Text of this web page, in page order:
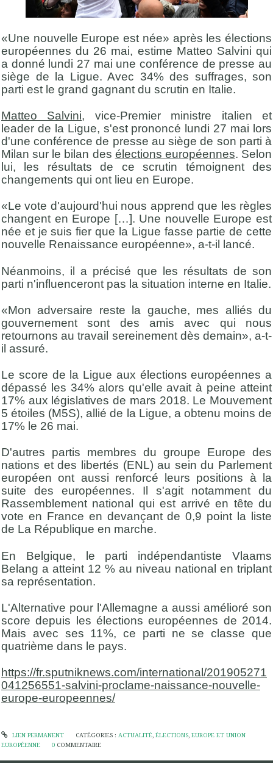
«Une nouvelle Europe est née» après les élections
européennes du 26 mai, estime Matteo Salvini qui
a donné lundi 27 mai une conférence de presse au
siège de la Ligue. Avec 34% des suffrages, son
parti est le grand gagnant du scrutin en Italie.
Matteo Salvini, vice-Premier ministre italien et
leader de la Ligue, s'est prononcé lundi 27 mai lors
d'une conférence de presse au siège de son parti à
Milan sur le bilan des élections européennes. Selon
lui, les résultats de ce scrutin témoignent des
changements qui ont lieu en Europe.
«Le vote d'aujourd'hui nous apprend que les règles
changent en Europe […]. Une nouvelle Europe est
née et je suis fier que la Ligue fasse partie de cette
nouvelle Renaissance européenne», a-t-il lancé.
Néanmoins, il a précisé que les résultats de son
parti n'influenceront pas la situation interne en Italie.
«Mon adversaire reste la gauche, mes alliés du
gouvernement sont des amis avec qui nous
retournons au travail sereinement dès demain», a-t-
il assuré.
Le score de la Ligue aux élections européennes a
dépassé les 34% alors qu'elle avait à peine atteint
17% aux législatives de mars 2018. Le Mouvement
5 étoiles (M5S), allié de la Ligue, a obtenu moins de
17% le 26 mai.
D'autres partis membres du groupe Europe des
nations et des libertés (ENL) au sein du Parlement
européen ont aussi renforcé leurs positions à la
suite des européennes. Il s'agit notamment du
Rassemblement national qui est arrivé en tête du
vote en France en devançant de 0,9 point la liste
de La République en marche.
En Belgique, le parti indépendantiste Vlaams
Belang a atteint 12 % au niveau national en triplant
sa représentation.
L'Alternative pour l'Allemagne a aussi amélioré son
score depuis les élections européennes de 2014.
Mais avec ses 11%, ce parti ne se classe que
quatrième dans le pays.
https://fr.sputniknews.com/international/201905271
041256551-salvini-proclame-naissance-nouvelle-
europe-europeennes/
LIEN PERMANENT CATÉGORIES : ACTUALITÉ, ÉLECTIONS, EUROPE ET UNION
EUROPÉENNE
0 COMMENTAIRE